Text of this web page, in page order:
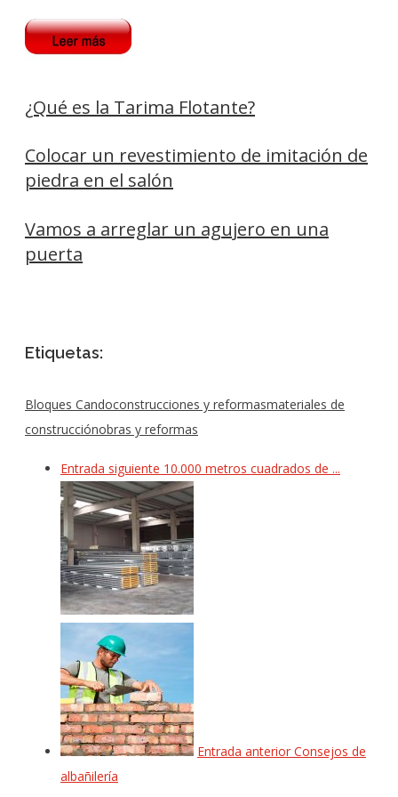
¿Qué es la Tarima Flotante?
Colocar un revestimiento de imitación de
piedra en el salón
Vamos a arreglar un agujero en una
puerta
Etiquetas:
Bloques Candoconstrucciones y reformasmateriales de
construcciónobras y reformas
Entrada siguiente 10.000 metros cuadrados de ...
Entrada anterior Consejos de
albañilería